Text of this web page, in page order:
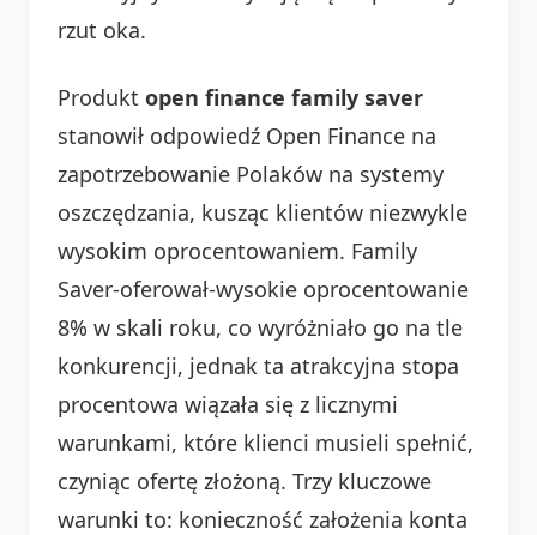
rzut oka.
Produkt open finance family saver
stanowił odpowiedź Open Finance na
zapotrzebowanie Polaków na systemy
oszczędzania, kusząc klientów niezwykle
wysokim oprocentowaniem. Family
Saver-oferował-wysokie oprocentowanie
8% w skali roku, co wyróżniało go na tle
konkurencji, jednak ta atrakcyjna stopa
procentowa wiązała się z licznymi
warunkami, które klienci musieli spełnić,
czyniąc ofertę złożoną. Trzy kluczowe
warunki to: konieczność założenia konta